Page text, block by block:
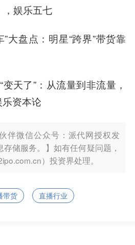
，娱乐五七
大盘点：明星“跨界”带货靠
天了”：从流量到非流量，
资本论
伴微信公众号：派代网授权发
储服务。】如有任何疑问题，
）投资界处理。
带货 直播行业